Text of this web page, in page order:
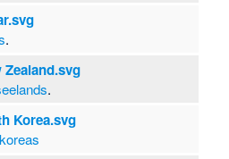
.
Zealand.svg
.
Korea.svg